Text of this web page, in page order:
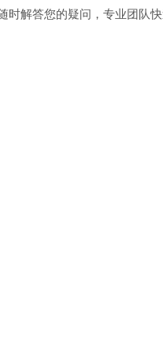
解答您的疑问，专业团队快